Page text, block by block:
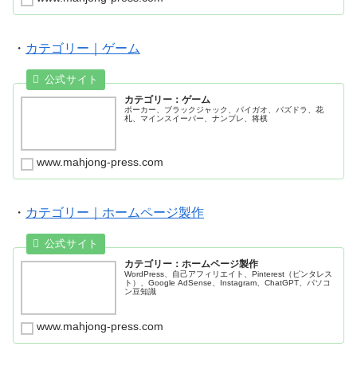
・ カテゴリー｜ゲーム
カテゴリー：ゲーム
ポーカー、ブラックジャック、パイガオ、パズドラ、花
札、マインスイーパー、ナンプレ、将棋
www.mahjong-press.com
・ カテゴリー｜ホームページ製作
カテゴリー：ホームページ製作
WordPress、自己アフィリエイト、Pinterest（ピンタレス
ト）、Google AdSense、Instagram、ChatGPT、パソコ
ン豆知識
www.mahjong-press.com